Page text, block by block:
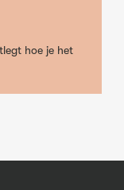
hoe je het